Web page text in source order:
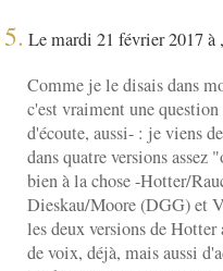
5. Le mardi 21 février 2017 à
Comme je le disais dans
c'est vraiment une
d'écoute, aussi- : je viens
dans quatre versions
bien à la chose -Hotter/
Dieskau/Moore (DGG) et
les deux versions de
de voix, déjà, mais aussi